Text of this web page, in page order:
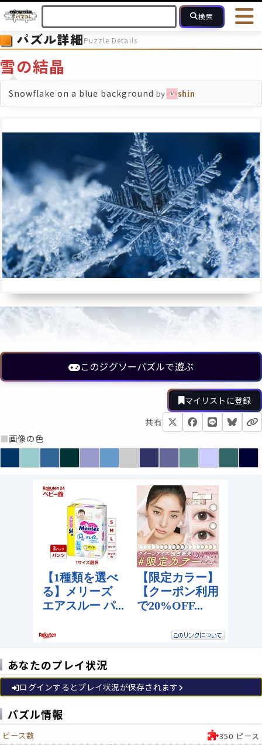
検索
HOME 会員登録
ヘルプ
フォローしている人のパズル 人気のパズル 最近投稿され
パズル詳細Puzzle Details
雪の結晶
Snowflake on a blue background by shin
このジグソーパズルで遊ぶ
マイリストに登録
共有
■画像の色
あなたのプレイ状況
ログインするとプレイ状況が保存されます
パズル情報
ピース数
350 ピース